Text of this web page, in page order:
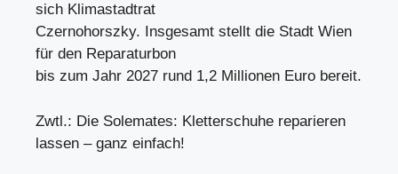
sich Klimastadtrat
Czernohorszky. Insgesamt stellt die Stadt Wien
für den Reparaturbon
bis zum Jahr 2027 rund 1,2 Millionen Euro bereit.
Zwtl.: Die Solemates: Kletterschuhe reparieren
lassen – ganz einfach!